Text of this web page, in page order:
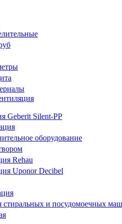
Geberit Silent-PP
оборудование
Rehau
Uponor Decibel
стиральных и посудомоечных